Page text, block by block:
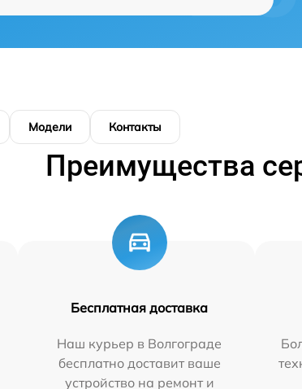
Модели Контакты
Преимущества
Бесплатная доставка
Наш курьер в Волгограде
бесплатно доставит ваше
устройство на ремонт и